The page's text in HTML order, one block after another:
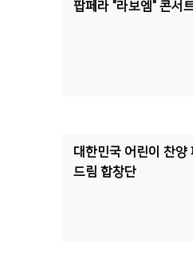
팝페라 "라보엠" 콘서
대한민국 어린이 찬양
드림 합창단